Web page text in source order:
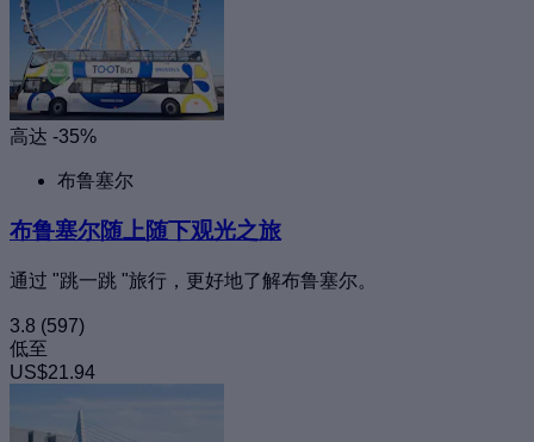
高达 -35%
布鲁塞尔
布鲁塞尔随上随下观光之旅
通过 "跳一跳 "旅行，更好地了解布鲁塞尔。
3.8 (597)
低至
US$21.94